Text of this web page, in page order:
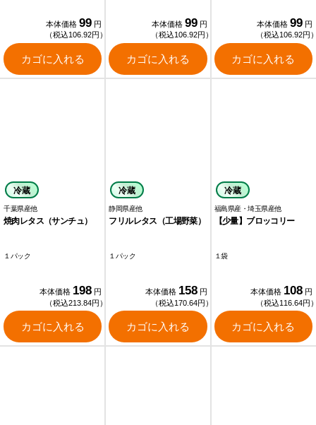
本体価格 99 円
（税込106.92円）
カゴに入れる
本体価格 99 円
（税込106.92円）
カゴに入れる
本体価格 99 円
（税込106.92円
カゴに入れる
冷蔵
千葉県産他
焼肉レタス（サンチュ）
１パック
本体価格 198 円
（税込213.84円）
カゴに入れる
冷蔵
静岡県産他
フリルレタス（工場野菜）
１パック
本体価格 158 円
（税込170.64円）
カゴに入れる
冷蔵
福島県産・埼玉県産他
【少量】ブロッコリー
１袋
本体価格 108 円
（税込116.64円
カゴに入れる